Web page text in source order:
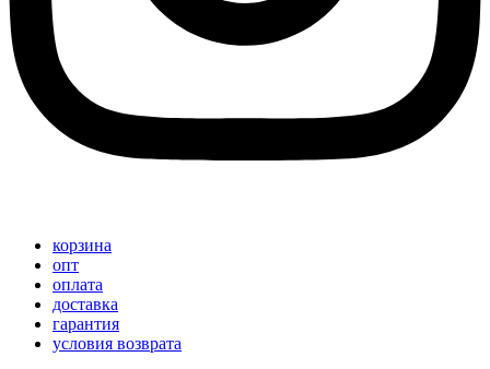
корзина
опт
оплата
доставка
гарантия
условия возврата